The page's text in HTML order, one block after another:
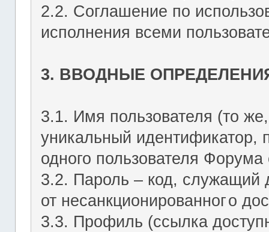
2.2. Соглашение по
исполнения всеми
3. ВВОДНЫЕ
3.1. Имя пользователя (то
уникальный идентификатор,
одного пользователя Форума
3.2. Пароль – код, служащий
от несанкционированного
3.3. Профиль (ссылка